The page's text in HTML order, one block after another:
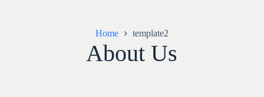
Home template2
About Us